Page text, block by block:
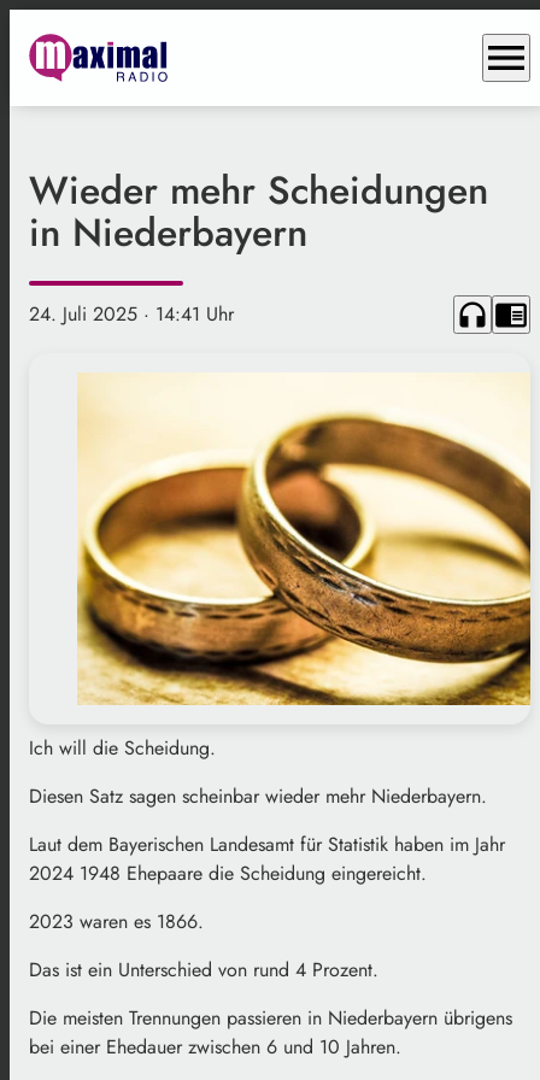
menu
Wieder mehr Scheidungen
in Niederbayern
24. Juli 2025 · 14:41 Uhr headphones chrome_reader_mode
Ich will die Scheidung.
Diesen Satz sagen scheinbar wieder mehr Niederbayern.
Laut dem Bayerischen Landesamt für Statistik haben im Jahr
2024 1948 Ehepaare die Scheidung eingereicht.
2023 waren es 1866.
Das ist ein Unterschied von rund 4 Prozent.
Die meisten Trennungen passieren in Niederbayern übrigens
bei einer Ehedauer zwischen 6 und 10 Jahren.